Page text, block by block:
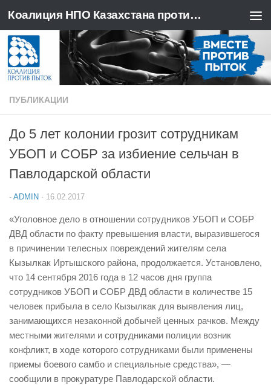
Перейти к содержимому Коалиция НПО Казахстана против пыток
ПУБЛИКАЦИИ
До 5 лет колонии грозит сотрудникам
УБОП и СОБР за избиение сельчан в
Павлодарской области
- ADMIN · 16.02.2017
«Уголовное дело в отношении сотрудников УБОП и СОБР
ДВД области по факту превышения власти, выразившегося
в причинении телесных повреждений жителям села
Кызылкак Иртышского района, продолжается. Установлено,
что 14 сентября 2016 года в 12 часов дня группа
сотрудников УБОП и СОБР ДВД области в количестве 15
человек прибыла в село Кызылкак для выявления лиц,
занимающихся незаконной добычей ценных рачков. Между
местными жителями и сотрудниками полиции возник
конфликт, в ходе которого сотрудниками были применены
приемы боевого самбо и специальные средства», —
сообщили в прокуратуре Павлодарской области.